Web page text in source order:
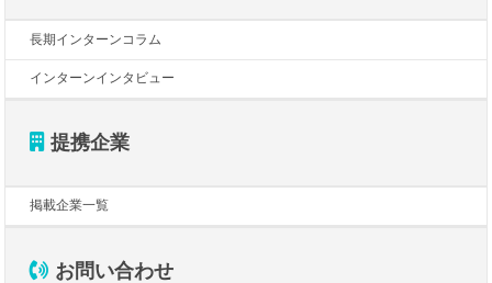
長期インターンコラム
インターンインタビュー
提携企業
掲載企業一覧
お問い合わせ